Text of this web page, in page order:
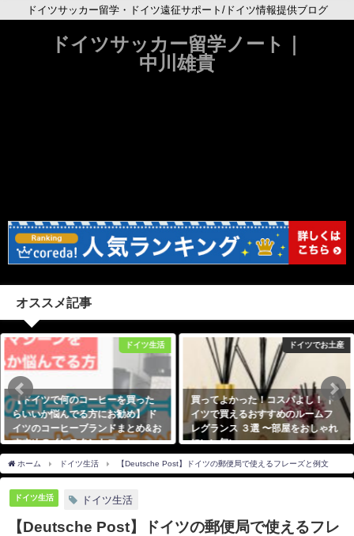
ドイツサッカー留学・ドイツ遠征サポート/ドイツ情報提供ブログ
ドイツサッカー留学ノート｜
中川雄貴
オススメ記事
生活
た
ド
&お
・
ドイツでお土産
買ってよかった！コスパよし！ ド
イツで買えるおすすめのルームフ
レグランス ３選 〜部屋をおしゃれ
にいい匂い〜
2020年8月13日
ドイツ語サッ
「ドイツでプロになれるの
マチュアからプロへのリア
筋」ドイツサッカー留学
ホーム ドイツ生活 【Deutsche Post】ドイツの郵便局で使えるフレーズと例文
ドイツ生活 ドイツ生活
【Deutsche Post】ドイツの郵便局で使えるフレ